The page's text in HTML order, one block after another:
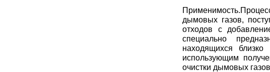
дымовых газов,
отходов с
специально
находящихся
использующим
очистки дымовых